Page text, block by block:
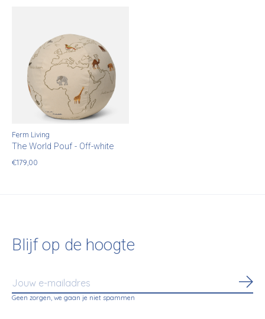
Ferm Living
The World Pouf - Off-white
€179,00
Blijf op de hoogte
Geen zorgen, we gaan je niet spammen